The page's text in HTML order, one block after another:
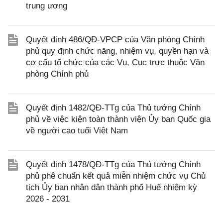
trung ương
Quyết định 486/QĐ-VPCP của Văn phòng Chính
phủ quy định chức năng, nhiệm vụ, quyền hạn và
cơ cấu tổ chức của các Vụ, Cục trực thuộc Văn
phòng Chính phủ
Quyết định 1482/QĐ-TTg của Thủ tướng Chính
phủ về việc kiện toàn thành viện Ủy ban Quốc gia
về người cao tuổi Việt Nam
Quyết định 1478/QĐ-TTg của Thủ tướng Chính
phủ phê chuẩn kết quả miễn nhiệm chức vụ Chủ
tịch Ủy ban nhân dân thành phố Huế nhiệm kỳ
2026 - 2031